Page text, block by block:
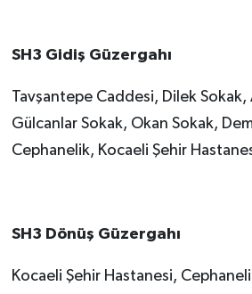
SH3 Gidiş Güzergahı
Tavşantepe Caddesi, Dilek Sokak,
Gülcanlar Sokak, Okan Sokak,
Cephanelik, Kocaeli Şehir
SH3 Dönüş Güzergahı
Kocaeli Şehir Hastanesi,